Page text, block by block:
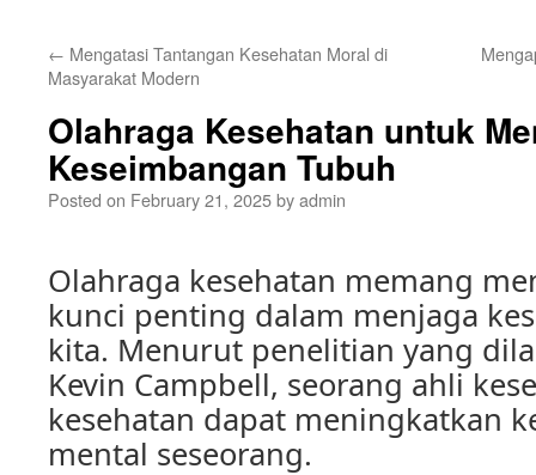
← Mengatasi Tantangan Kesehatan Moral di
Masyarakat Modern
Olahraga Kesehatan untuk
Keseimbangan Tubuh
Posted on February 21, 2025byadmin
Olahraga kesehatan memang
kunci penting dalam menjaga
kita. Menurut penelitian yang
Kevin Campbell, seorang ahli
kesehatan dapat meningkatkan
mental seseorang.